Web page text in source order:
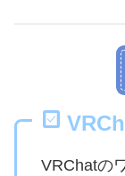
VRChatの